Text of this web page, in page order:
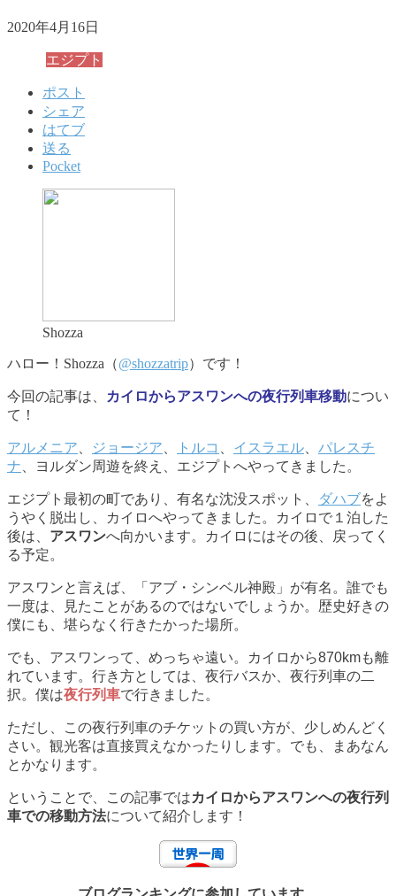
2020年4月16日
エジプト
ポスト
シェア
はてブ
送る
Pocket
Shozza
ハロー！Shozza（@shozzatrip）です！
今回の記事は、 カイロからアスワンへの夜行列車移動につい
て！
アルメニア ジョージア トルコ イスラエル
パレスチ
ナ 、ヨルダン周遊を終え、エジプトへやってきました。
エジプト最初の町であり、有名な沈没スポット、 ダハブをよ
うやく脱出し、カイロへやってきました。カイロで１泊した
後は、 アスワンへ向かいます。カイロにはその後、戻ってく
る予定。
アスワンと言えば、「アブ・シンベル神殿」が有名。誰でも
一度は、見たことがあるのではないでしょうか。歴史好きの
僕にも、堪らなく行きたかった場所。
でも、アスワンって、めっちゃ遠い。カイロから870kmも離
れています。行き方としては、夜行バスか、夜行列車の二
択。僕は夜行列車で行きました。
ただし、この夜行列車のチケットの買い方が、少しめんどく
さい。観光客は直接買えなかったりします。でも、まあなん
とかなります。
ということで、この記事ではカイロからアスワンへの夜行列
車での移動方法について紹介します！